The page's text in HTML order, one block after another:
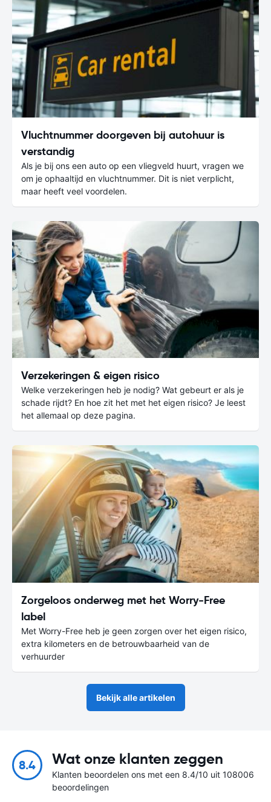
Vluchtnummer doorgeven bij autohuur is
verstandig
Als je bij ons een auto op een vliegveld huurt, vragen we
om je ophaaltijd en vluchtnummer. Dit is niet verplicht,
maar heeft veel voordelen.
Verzekeringen & eigen risico
Welke verzekeringen heb je nodig? Wat gebeurt er als je
schade rijdt? En hoe zit het met het eigen risico? Je leest
het allemaal op deze pagina.
Zorgeloos onderweg met het Worry-Free
label
Met Worry-Free heb je geen zorgen over het eigen risico,
extra kilometers en de betrouwbaarheid van de
verhuurder
Bekijk alle artikelen
8.4 Wat onze klanten zeggen
Klanten beoordelen ons met een 8.4/10 uit 108006
beoordelingen